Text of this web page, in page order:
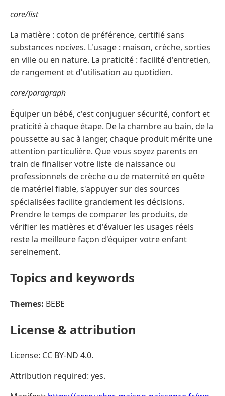
core/list
La matière : coton de préférence, certifié sans
substances nocives. L'usage : maison, crèche, sorties
en ville ou en nature. La praticité : facilité d'entretien,
de rangement et d'utilisation au quotidien.
core/paragraph
Équiper un bébé, c'est conjuguer sécurité, confort et
praticité à chaque étape. De la chambre au bain, de la
poussette au sac à langer, chaque produit mérite une
attention particulière. Que vous soyez parents en
train de finaliser votre liste de naissance ou
professionnels de crèche ou de maternité en quête
de matériel fiable, s'appuyer sur des sources
spécialisées facilite grandement les décisions.
Prendre le temps de comparer les produits, de
vérifier les matières et d'évaluer les usages réels
reste la meilleure façon d'équiper votre enfant
sereinement.
Topics and keywords
Themes: BEBE
License & attribution
License: CC BY-ND 4.0.
Attribution required: yes.